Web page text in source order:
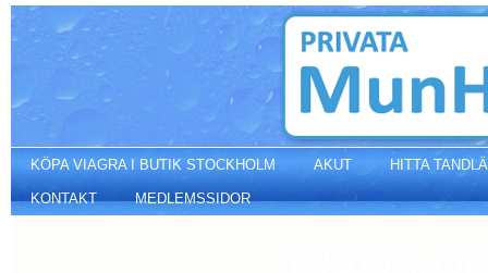
Köpa viagra i butik stockholm
KÖPA VIAGRA I BUTIK STOCKHOLM AKUT HITTA
KONTAKT MEDLEMSSIDOR